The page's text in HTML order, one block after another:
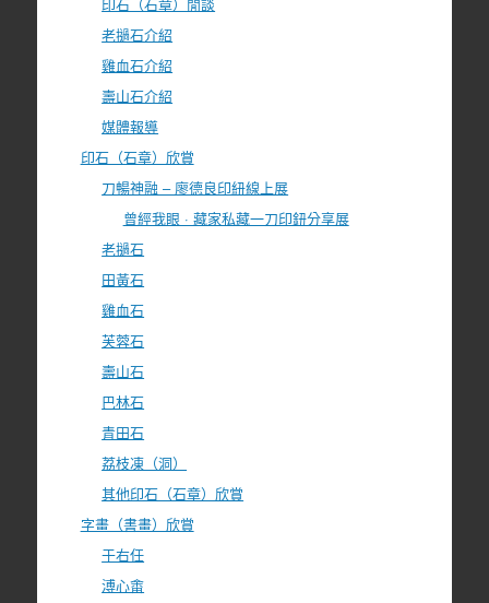
老撾石介紹
雞血石介紹
壽山石介紹
媒體報導
印石（石章）欣賞
刀暢神融 – 廖德良印紐線上展
曾經我眼 · 藏家私藏一刀印鈕分享展
老撾石
田黃石
雞血石
芙蓉石
壽山石
巴林石
青田石
荔枝凍（洞）
其他印石（石章）欣賞
字畫（書畫）欣賞
于右任
溥心畬